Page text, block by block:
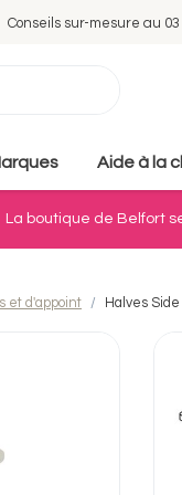
Conseils sur-mesure au 03
Aide à la
La boutique de Belfort
et d'appoint Halves